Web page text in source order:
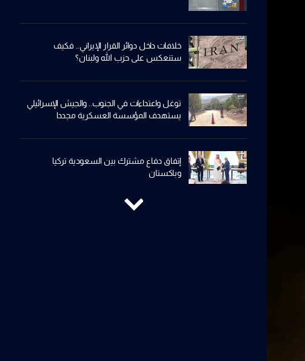
خلافات داخل دوائر القرار الإيراني.. فكيف
ستنعكس على حزب الله ولبنان؟
توغل واعتداءات في الجنوب.. والجيش الإسرائيلي
يستهدف المؤسسة العسكرية مجددا
إتفاق دفاع مشترك بين السعودية تركيا
وباكستان